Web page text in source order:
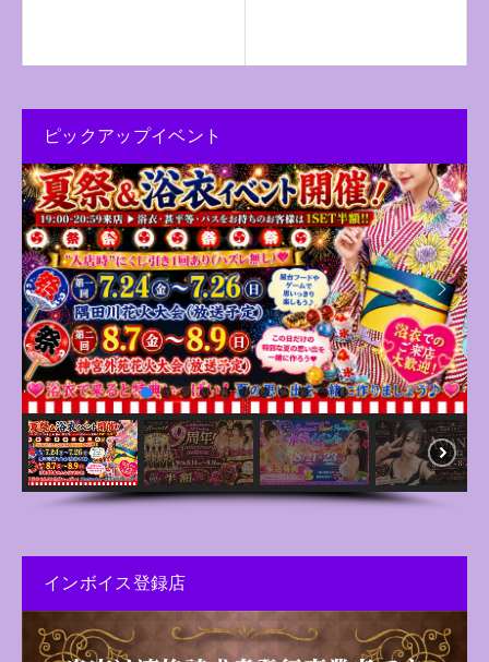
ピックアップイベント
インボイス登録店